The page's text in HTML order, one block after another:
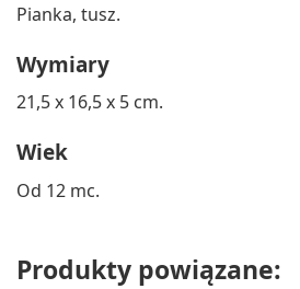
Pianka, tusz.
Wymiary
21,5 x 16,5 x 5 cm.
Wiek
Od 12 mc.
Produkty powiązane: